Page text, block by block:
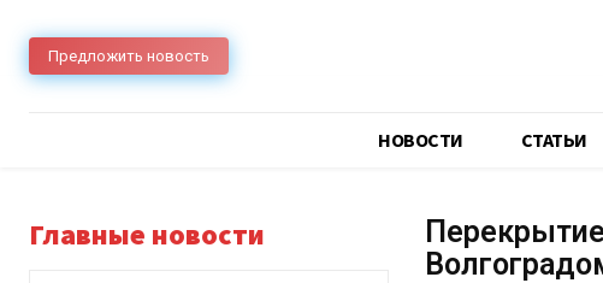
Предложить новость
НОВОСТИ CТАТЬИ
Главные новости